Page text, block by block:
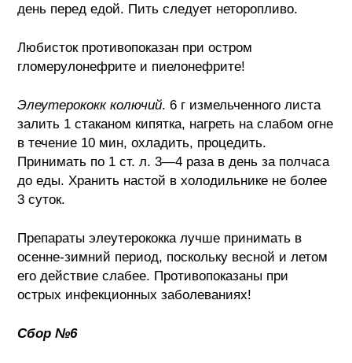
день перед едой. Пить следует неторопливо.
Любисток противопоказан при остром
гломерулонефрите и пиелонефрите!
Элеутерококк колючий. 6 г измельченного листа
залить 1 стаканом кипятка, нагреть на слабом огне
в течение 10 мин, охладить, процедить.
Принимать по 1 ст. л. 3—4 раза в день за полчаса
до еды. Хранить настой в холодильнике не более
3 суток.
Препараты элеутерококка лучше принимать в
осенне-зимний период, поскольку весной и летом
его действие слабее. Противопоказаны при
острых инфекционных заболеваниях!
Сбор №6